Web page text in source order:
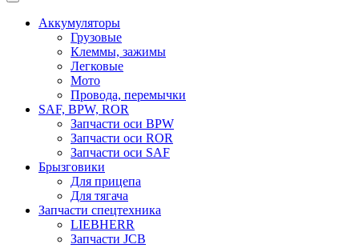
Аккумуляторы
Грузовые
Клеммы, зажимы
Легковые
Мото
Провода, перемычки
SAF, BPW, ROR
Запчасти оси BPW
Запчасти оси ROR
Запчасти оси SAF
Брызговики
Для прицепа
Для тягача
Запчасти спецтехника
LIEBHERR
Запчасти JCB